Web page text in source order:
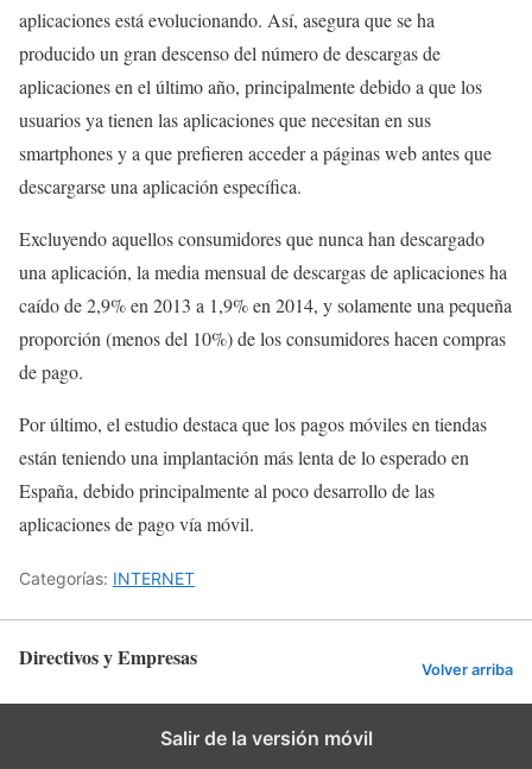
aplicaciones está evolucionando. Así, asegura que se ha
producido un gran descenso del número de descargas de
aplicaciones en el último año, principalmente debido a que los
usuarios ya tienen las aplicaciones que necesitan en sus
smartphones y a que prefieren acceder a páginas web antes que
descargarse una aplicación específica.
Excluyendo aquellos consumidores que nunca han descargado
una aplicación, la media mensual de descargas de aplicaciones ha
caído de 2,9% en 2013 a 1,9% en 2014, y solamente una pequeña
proporción (menos del 10%) de los consumidores hacen compras
de pago.
Por último, el estudio destaca que los pagos móviles en tiendas
están teniendo una implantación más lenta de lo esperado en
España, debido principalmente al poco desarrollo de las
aplicaciones de pago vía móvil.
Categorías: INTERNET
Directivos y Empresas Volver arriba
Salir de la versión móvil